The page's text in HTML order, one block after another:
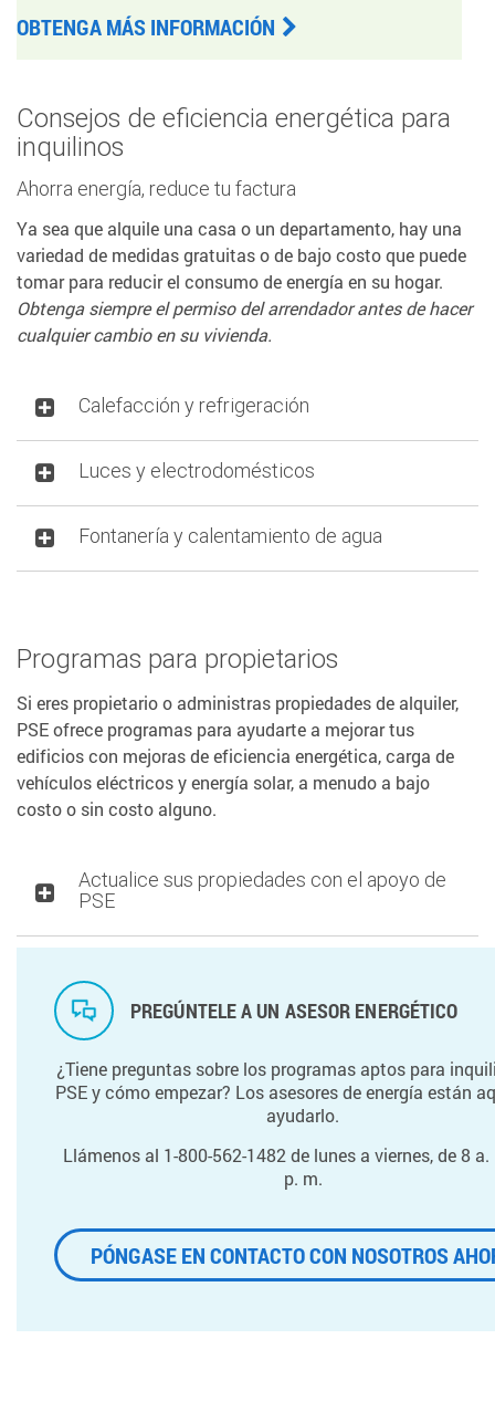
OBTENGA MÁS INFORMACIÓN
Consejos de eficiencia energética para
inquilinos
Ahorra energía, reduce tu factura
Ya sea que alquile una casa o un departamento, hay una
variedad de medidas gratuitas o de bajo costo que puede
tomar para reducir el consumo de energía en su hogar.
Obtenga siempre el permiso del arrendador antes de hacer
cualquier cambio en su vivienda.
Calefacción y refrigeración
Luces y electrodomésticos
Fontanería y calentamiento de agua
Programas para propietarios
Si eres propietario o administras propiedades de alquiler,
PSE ofrece programas para ayudarte a mejorar tus
edificios con mejoras de eficiencia energética, carga de
vehículos eléctricos y energía solar, a menudo a bajo
costo o sin costo alguno.
Actualice sus propiedades con el apoyo de
PSE
PREGÚNTELE A UN ASESOR ENERGÉTICO
¿Tiene preguntas sobre los programas aptos para
PSE y cómo empezar? Los asesores de energía están
ayudarlo.
Llámenos al 1-800-562-1482 de lunes a viernes, de 8 a.
p. m.
PÓNGASE EN CONTACTO CON NOSOTROS